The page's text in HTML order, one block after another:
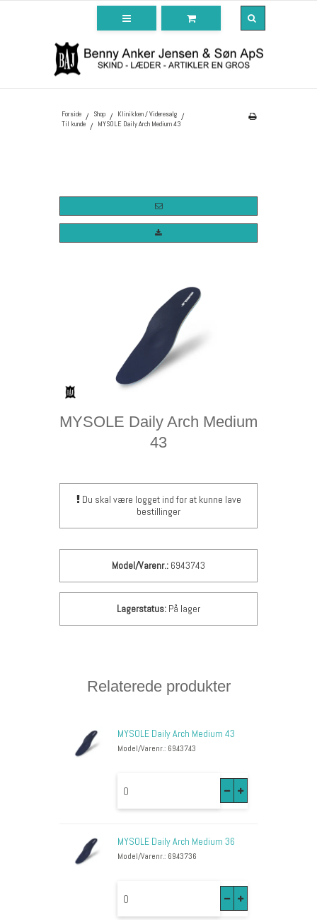
Forside / Shop / Klinikken / Videresalg /
Til kunde / MYSOLE Daily Arch Medium 43
MYSOLE Daily Arch Medium
43
Du skal være logget ind for at kunne lave
bestillinger
Model/Varenr.: 6943743
Lagerstatus: På lager
Relaterede produkter
MYSOLE Daily Arch Medium 43
Model/Varenr.: 6943743
MYSOLE Daily Arch Medium 36
Model/Varenr.: 6943736